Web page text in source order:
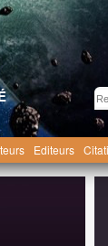
Editeurs